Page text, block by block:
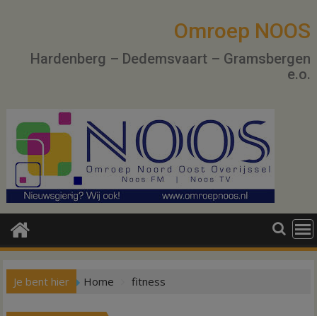
Omroep NOOS
Hardenberg – Dedemsvaart – Gramsbergen
e.o.
Je bent hier Home fitness